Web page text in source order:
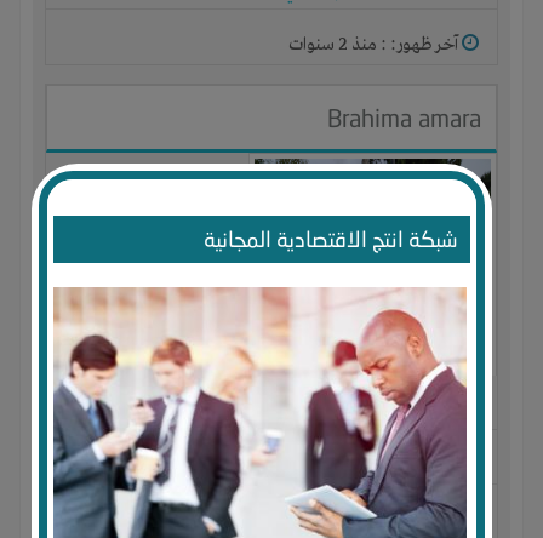
شبكة انتج الاقتصادية المجانية
آخر ظهور: : منذ 2 سنوات
Brahima amara
الجنس : ذكر
لديـه : المال-الخبرات
المكان :الجزائر-الجزائر-